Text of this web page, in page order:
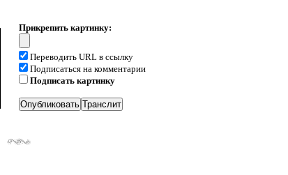
Прикрепить картинку:
Переводить URL в ссылку
Подписаться на комментарии
Подписать картинку